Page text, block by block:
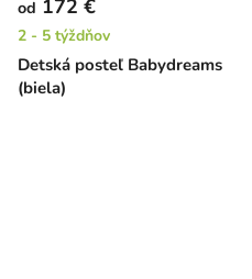
Detská posteľ Babydreams
(biela)
od 172 €
2 - 5 týždňov